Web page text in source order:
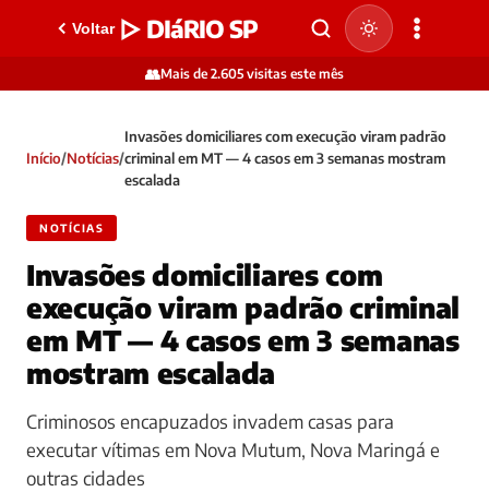
Voltar ▷ DIáRIO SP
👥Mais de 2.605 visitas este mês
Início/Notícias/
Invasões domiciliares com execução viram padrão
criminal em MT — 4 casos em 3 semanas mostram
escalada
NOTÍCIAS
Invasões domiciliares com
execução viram padrão criminal
em MT — 4 casos em 3 semanas
mostram escalada
Criminosos encapuzados invadem casas para
executar vítimas em Nova Mutum, Nova Maringá e
outras cidades